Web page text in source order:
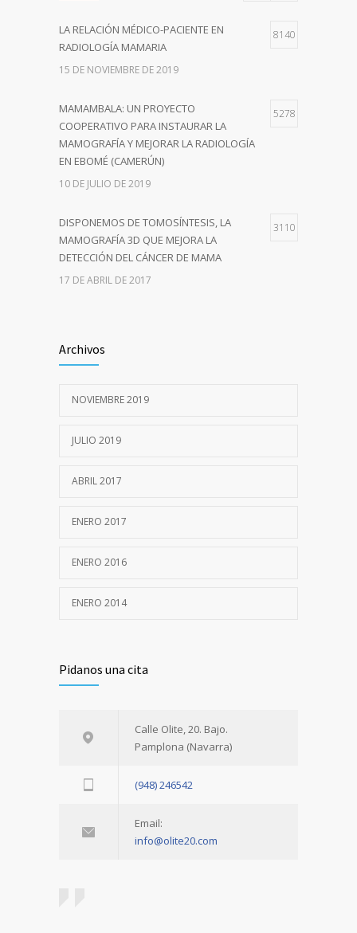
LA RELACIÓN MÉDICO-PACIENTE EN
RADIOLOGÍA MAMARIA
8140
15 DE NOVIEMBRE DE 2019
MAMAMBALA: UN PROYECTO
COOPERATIVO PARA INSTAURAR LA
MAMOGRAFÍA Y MEJORAR LA RADIOLOGÍA
EN EBOMÉ (CAMERÚN)
5278
10 DE JULIO DE 2019
DISPONEMOS DE TOMOSÍNTESIS, LA
MAMOGRAFÍA 3D QUE MEJORA LA
DETECCIÓN DEL CÁNCER DE MAMA
3110
17 DE ABRIL DE 2017
DENSITOMETRÍA
Archivos
NOVIEMBRE 2019
JULIO 2019
ABRIL 2017
ENERO 2017
ENERO 2016
ENERO 2014
Pidanos una cita
Calle Olite, 20. Bajo.
Pamplona (Navarra)
(948) 246542
Email:
info@olite20.com